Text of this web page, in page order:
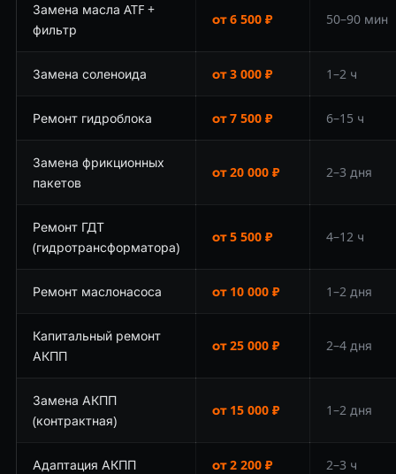
Замена масла ATF +
фильтр
от 6 500 ₽ 50–90 мин
Замена соленоида от 3 000 ₽ 1–2 ч
Ремонт гидроблока от 7 500 ₽ 6–15 ч
Замена фрикционных
пакетов
от 20 000 ₽ 2–3 дня
Ремонт ГДТ
(гидротрансформатора)
от 5 500 ₽ 4–12 ч
Ремонт маслонасоса от 10 000 ₽ 1–2 дня
Капитальный ремонт
АКПП
от 25 000 ₽ 2–4 дня
Замена АКПП
(контрактная)
от 15 000 ₽ 1–2 дня
Адаптация АКПП от 2 200 ₽ 2–3 ч